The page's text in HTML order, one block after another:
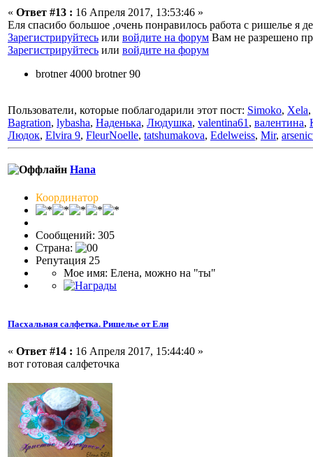
« Ответ #13 : 16 Апреля 2017, 13:53:46 »
Еля спасибо большое ,очень понравилось работа с ришелье
Зарегистрируйтесь или войдите на форум Вам не разрешено
Зарегистрируйтесь или войдите на форум
brotner 4000 brotner 90
Пользователи, которые поблагодарили этот пост: Simoko, Xela,
Bagration, lybasha, Наденька, Людушка, valentina61 , валентина,
Людок, Elvira 9, FleurNoelle, tatshumakova, Edelweiss, Mir,
Hana
Координатор
Сообщений: 305
Страна:
Репутация 25
Мое имя: Елена, можно на "ты"
Пасхальная салфетка. Ришелье от Ели
« Ответ #14 : 16 Апреля 2017, 15:44:40 »
вот готовая салфеточка